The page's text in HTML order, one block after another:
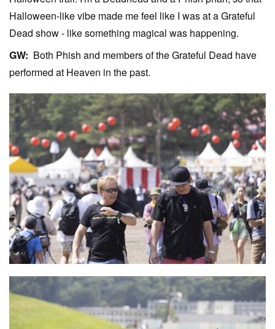
Halloween-like vibe made me feel like I was at a Grateful
Dead show - like something magical was happening.
GW: Both Phish and members of the Grateful Dead have
performed at Heaven in the past.